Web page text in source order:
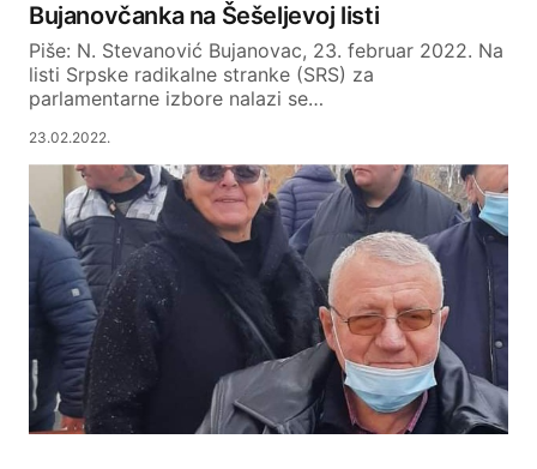
Bujanovčanka na Šešeljevoj listi
Piše: N. Stevanović Bujanovac, 23. februar 2022. Na
listi Srpske radikalne stranke (SRS) za
parlamentarne izbore nalazi se…
23.02.2022.